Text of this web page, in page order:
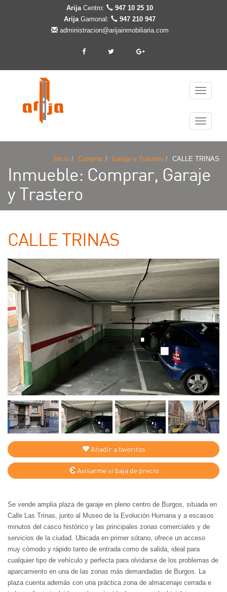
ArijaCentro:
947 10 25 10
ArijaGamonal:
947 210 947
administracion@arijainmobiliaria.com
Cambiar
Cambiar
Inicio Comprar Garaje y Trastero CALLE TRINAS
Inmueble: Comprar, Garaje
y Trastero
CALLE TRINAS
Añadir a favoritos
Avisarme si baja de precio
Se vende amplia plaza de garaje en pleno centro de Burgos, situada en
Calle Las Trinas, junto al Museo de la Evolución Humana y a escasos
minutos del casco histórico y las principales zonas comerciales y de
servicios de la ciudad. Ubicada en primer sótano, ofrece un acceso
muy cómodo y rápido tanto de entrada como de salida, ideal para
cualquier tipo de vehículo y perfecta para olvidarse de los problemas de
aparcamiento en una de las zonas más demandadas de Burgos. La
plaza cuenta además con una práctica zona de almacenaje cerrada e